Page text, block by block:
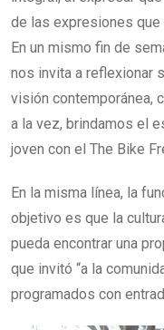
de las expresiones que
En un mismo fin de
nos invita a reflexionar
visión contemporánea,
a la vez, brindamos el
joven con el The Bike
En la misma línea, la
objetivo es que la
pueda encontrar una
que invitó “a la
programados con